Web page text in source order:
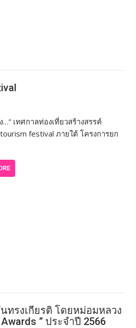
…” เทศกาลท่องเที่ยวสร้างสรรค์
festival ภายใต้ โครงการยก
ทรงเกียรติ โดยหม่อมหลวง
” ประจำปี 2566